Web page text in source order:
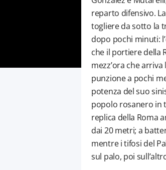
reparto difensivo.
togliere da sotto la
dopo pochi minuti:
che il portiere della
mezz’ora che
punzione a pochi
potenza del suo
popolo rosanero in
replica della Roma
dai 20 metri; a
mentre i tifosi del
sul palo, poi